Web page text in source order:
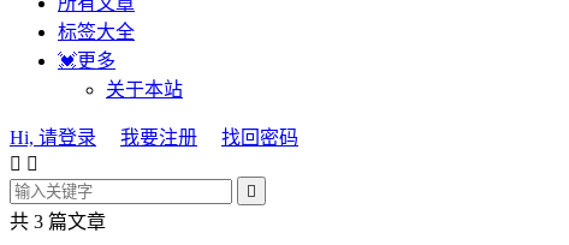
标签大全
💓更多
关于本站
Hi, 请登录 我要注册
找回密码
 

共 3 篇文章